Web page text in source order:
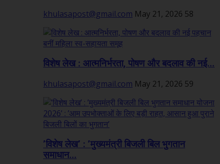
khulasapost@gmail.com May 21, 2026 58
विशेष लेख : आत्मनिर्भरता, पोषण और बदलाव की नई...
khulasapost@gmail.com May 21, 2026 59
’विशेष लेख’ : ’मुख्यमंत्री बिजली बिल भुगतान
समाधान...